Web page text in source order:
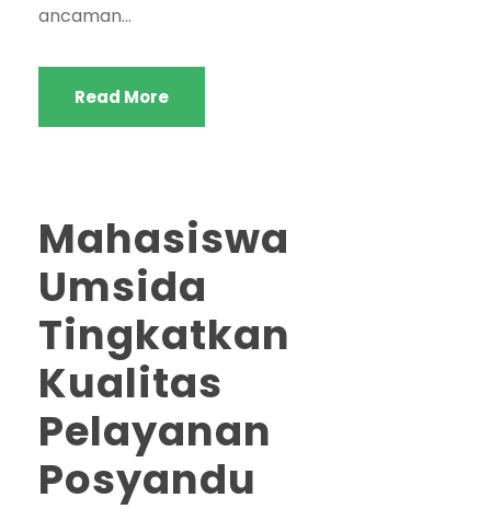
ancaman...
Read More
Mahasiswa
Umsida
Tingkatkan
Kualitas
Pelayanan
Posyandu